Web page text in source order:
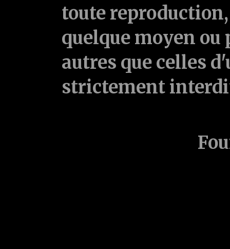
toute
quelque moyen ou
autres que celles
strictement